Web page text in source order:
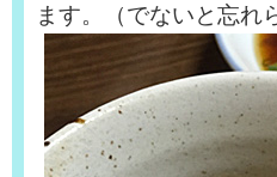
ます。（でないと忘れ